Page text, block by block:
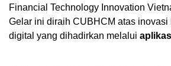
Financial Technology Innovation
Gelar ini diraih CUBHCM atas
digital yang dihadirkan melalui